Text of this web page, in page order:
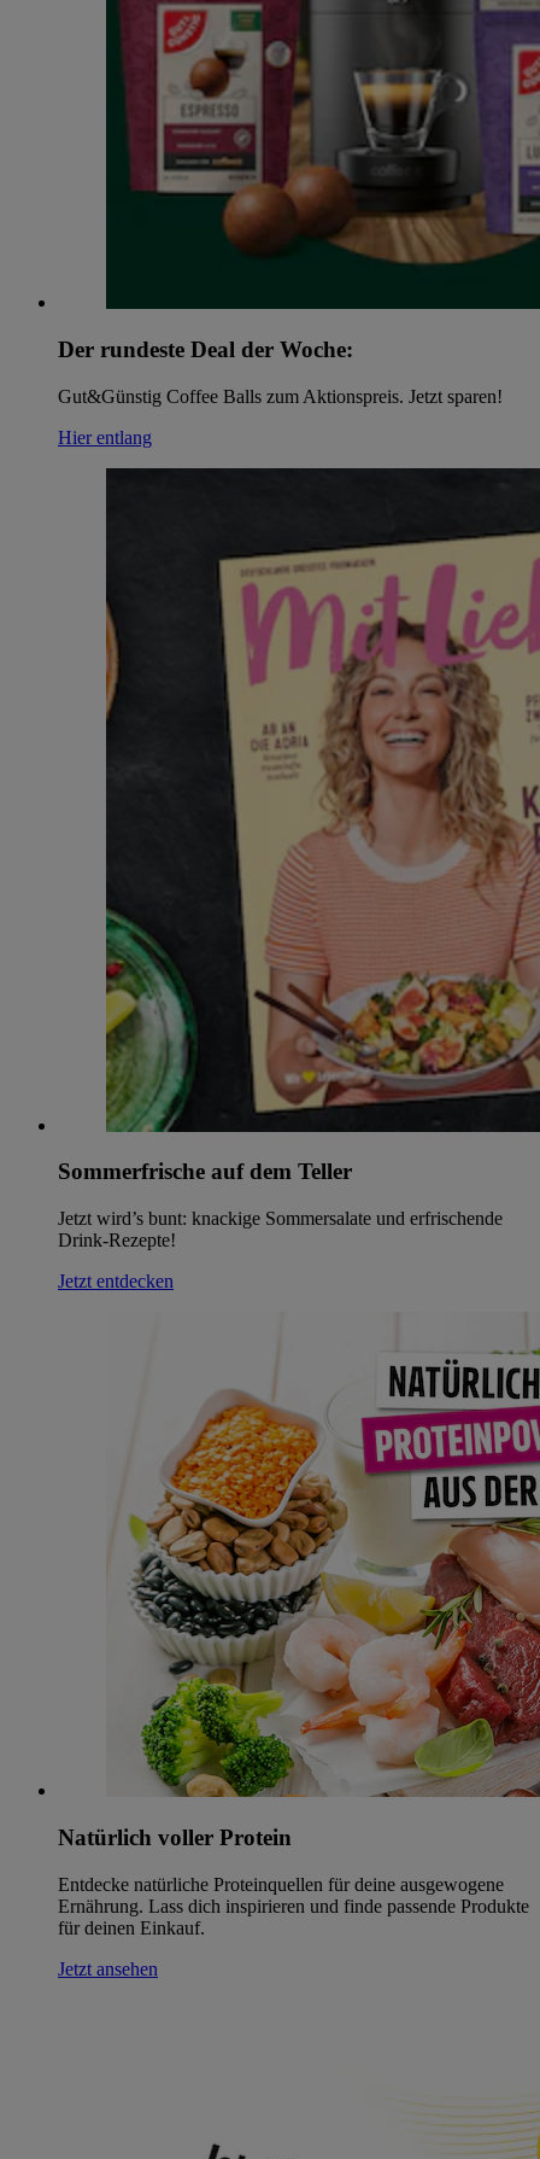
Der rundeste Deal der Woche:
Gut&Günstig Coffee Balls zum Aktionspreis. Jetzt sparen!
Hier entlang
Sommerfrische auf dem Teller
Jetzt wird’s bunt: knackige Sommersalate und erfrischende
Drink-Rezepte!
Jetzt entdecken
Natürlich voller Protein
Entdecke natürliche Proteinquellen für deine ausgewogene
Ernährung. Lass dich inspirieren und finde passende Produkte
für deinen Einkauf.
Jetzt ansehen